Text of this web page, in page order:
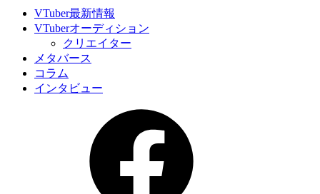
VTuber最新情報
VTuberオーディション
クリエイター
メタバース
コラム
インタビュー